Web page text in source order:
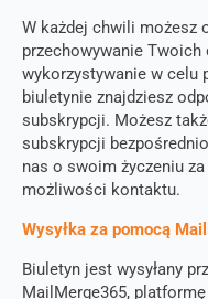
W każdej chwili możesz
przechowywanie
wykorzystywanie w celu
biuletynie znajdziesz
subskrypcji. Możesz
subskrypcji
nas o swoim życzeniu
możliwości kontaktu.
Wysyłka za pomocą
Biuletyn jest wysyłany
MailMerge365,